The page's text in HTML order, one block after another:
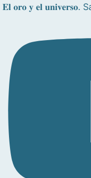
𝐄𝐥 𝐨𝐫𝐨 𝐲 𝐞𝐥